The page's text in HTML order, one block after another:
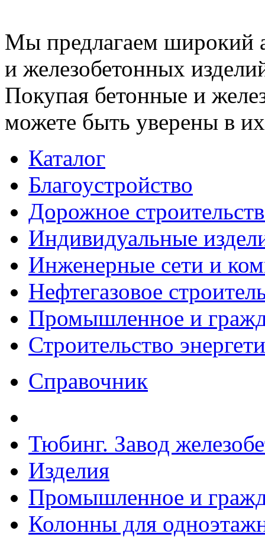
Мы предлагаем широкий
и железобетонных
Покупая бетонные и
можете быть уверены в их
Каталог
Благоустройство
Дорожное
Индивидуальные
Инженерные сети и
Нефтегазовое
Промышленное и
Строительство
Справочник
Тюбинг. Завод
Изделия
Промышленное и
Колонны для